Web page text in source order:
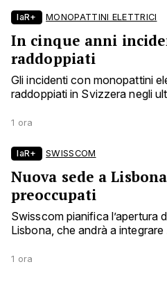
laR+ MONOPATTINI ELETTRICI
In cinque anni
raddoppiati
Gli incidenti con monopattini
raddoppiati in Svizzera negli
1 ora
laR+ SWISSCOM
Nuova sede a
preoccupati
Swisscom pianifica l’apertura
Lisbona, che andrà a integrare
1 ora